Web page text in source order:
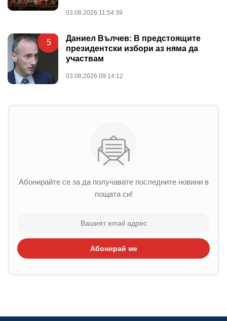
03.08.2026 11:54:39
5
Даниел Вълчев: В предстоящите
президентски избори аз няма да
участвам
03.08.2026 09:14:12
Абонирайте се за да получавате последните новини в
пощата си!
Абонирай ме